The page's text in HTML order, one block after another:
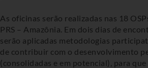
As oficinas serão realizadas nas 18
PRS – Amazônia. Em dois dias de
serão aplicadas metodologias
de contribuir com o desenvolvimento
(consolidadas e em potencial), para